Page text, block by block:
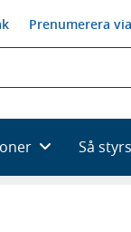
Prenumerera
Så